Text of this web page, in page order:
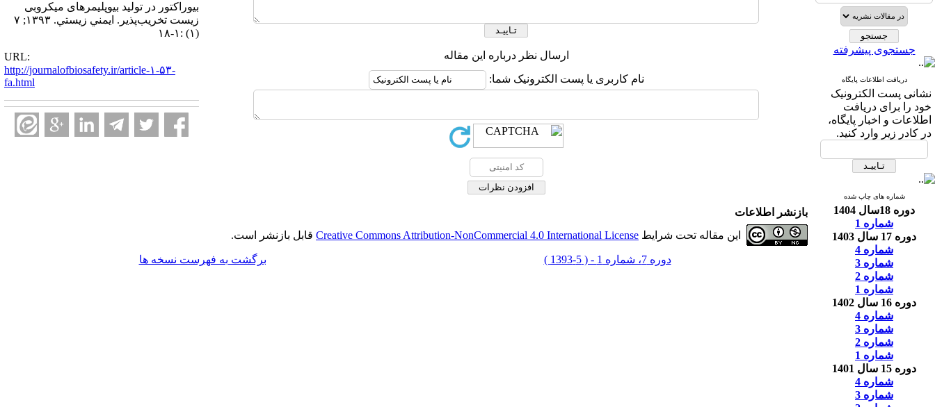
جستجوی پیشرفته
دریافت اطلاعات پایگاه
نشانی پست الکترونیک
خود را برای دریافت
اطلاعات و اخبار پایگاه،
در کادر زیر وارد کنید.
شماره های چاپ شده
دوره 18سال 1404
شماره 1
دوره 17 سال 1403
شماره 4
شماره 3
شماره 2
شماره 1
دوره 16 سال 1402
شماره 4
شماره 3
شماره 2
شماره 1
دوره 15 سال 1401
شماره 4
شماره 3
ارسال نظر درباره این مقاله
نام کاربری یا پست الکترونیک شما:
بیوراکتور در تولید بیوپلیمرهای میکروبی
زیست تخریب‌پذیر. ايمني زيستي. ۱۳۹۳; ۷
(۱) :۱-۱۸
URL:
http://journalofbiosafety.ir/article-۱-۵۳-
fa.html
بازنشر اطلاعات
این مقاله تحت شرایط Creative Commons Attribution-NonCommercial 4.0 International License قابل بازنشر است.
دوره 7، شماره 1 - ( 5-1393 ) برگشت به فهرست نسخه ها